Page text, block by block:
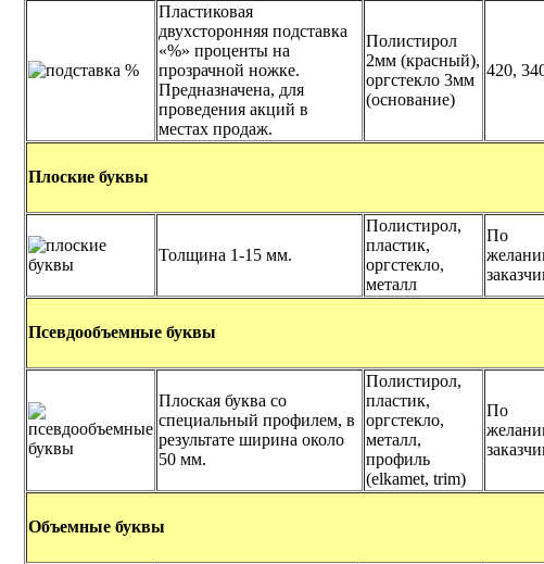
Пластиковая
двухсторонняя подставка
«%» проценты на
прозрачной ножке.
Предназначена, для
проведения акций в
местах продаж.
Полистирол
2мм (красный),
оргстекло 3мм
(основание)
420,
Плоские буквы
Толщина 1-15 мм.
Полистирол,
пластик,
оргстекло,
металл
По
Псевдообъемные буквы
Плоская буква со
специальный профилем, в
результате ширина около
50 мм.
Полистирол,
пластик,
оргстекло,
металл,
профиль
(elkamet, trim)
По
Объемные буквы